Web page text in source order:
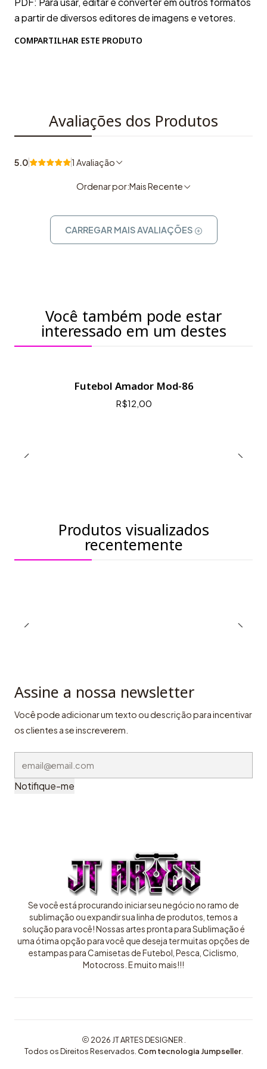
a partir de diversos editores de imagens e vetores.
COMPARTILHAR ESTE PRODUTO
Avaliações dos Produtos
5.0 1 Avaliação
Ordenar por:Mais Recente
CARREGAR MAIS AVALIAÇÕES
Você também pode estar
interessado em um destes
Futebol Amador Mod-86
R$12,00
Produtos visualizados
recentemente
Assine a nossa newsletter
Você pode adicionar um texto ou descrição para incentivar
os clientes a se inscreverem.
Notifique-me
Se você está procurando iniciar seu negócio no ramo de
sublimação ou expandir sua linha de produtos, temos a
solução para você! Nossas artes pronta para Sublimação é
uma ótima opção para você que deseja ter muitas opções de
estampas para Camisetas de Futebol, Pesca, Ciclismo,
Motocross. E muito mais!!!
2026 JT ARTES DESIGNER .
Todos os Direitos Reservados. Com tecnologia Jumpseller.